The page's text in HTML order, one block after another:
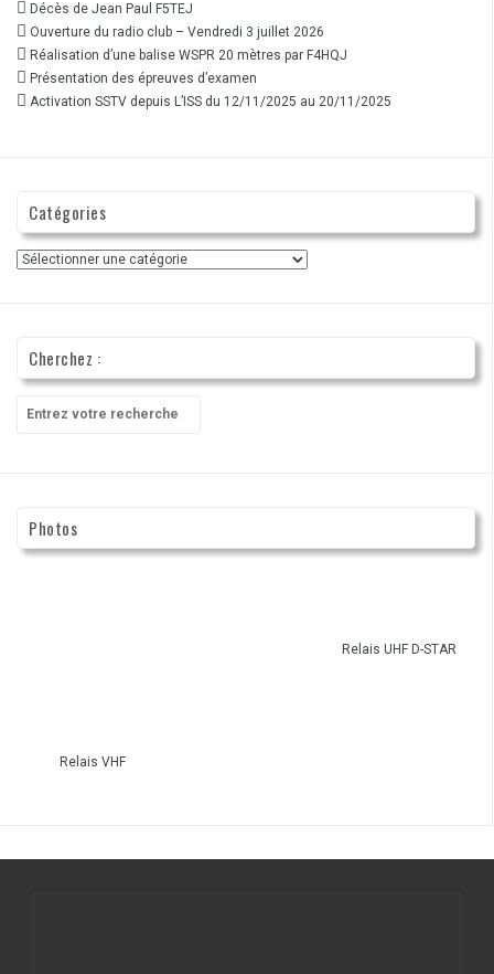
Décès de Jean Paul F5TEJ
Ouverture du radio club – Vendredi 3 juillet 2026
Réalisation d’une balise WSPR 20 mètres par F4HQJ
Présentation des épreuves d’examen
Activation SSTV depuis L’ISS du 12/11/2025 au 20/11/2025
Catégories
Catégories
Cherchez :
pour
Photos
Relais UHF D-STAR
Relais VHF